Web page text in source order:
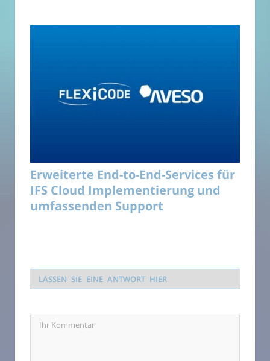
Erweiterte End-to-End-Services für
IFS Cloud Implementierung und
umfassenden Support
LASSEN SIE EINE ANTWORT HIER